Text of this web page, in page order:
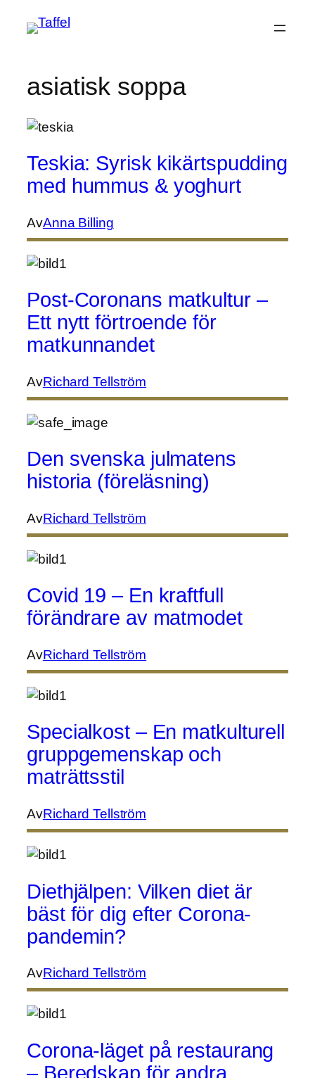
asiatisk soppa
Teskia: Syrisk kikärtspudding
med hummus & yoghurt
AvAnna Billing
Post-Coronans matkultur –
Ett nytt förtroende för
matkunnandet
AvRichard Tellström
Den svenska julmatens
historia (föreläsning)
AvRichard Tellström
Covid 19 – En kraftfull
förändrare av matmodet
AvRichard Tellström
Specialkost – En matkulturell
gruppgemenskap och
maträttsstil
AvRichard Tellström
Diethjälpen: Vilken diet är
bäst för dig efter Corona-
pandemin?
AvRichard Tellström
Corona-läget på restaurang
– Beredskap för andra